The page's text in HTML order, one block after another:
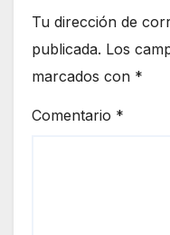
Tu dirección de
publicada. Los
marcados con *
Comentario *